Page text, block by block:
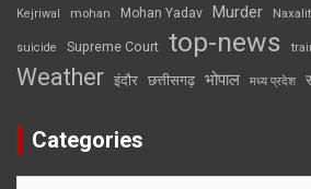
Kejriwal mohan Mohan Yadav Murder
suicide Supreme Court top-news
Weather इंदौर छत्तीसगढ़ भोपाल मध्य प्रदेश
Categories